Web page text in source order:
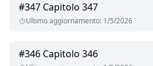
#347 Capitolo 347
Ultimo aggiornamento: 1/5/2026
#346 Capitolo 346